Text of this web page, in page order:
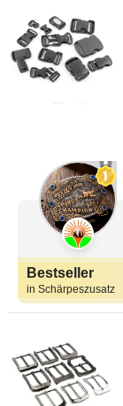
Bestseller
in Schärpeszusatz